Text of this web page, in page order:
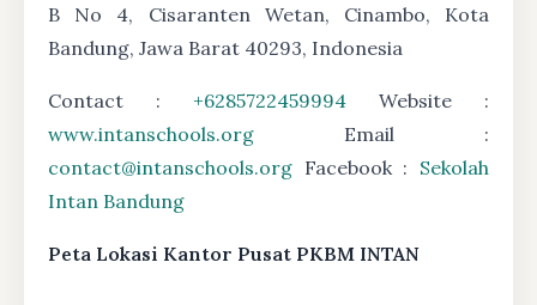
B No 4, Cisaranten Wetan, Cinambo, Kota
Bandung, Jawa Barat 40293, Indonesia
Contact : +6285722459994 Website :
www.intanschools.org Email :
contact@intanschools.org Facebook : Sekolah
Intan Bandung
Peta Lokasi Kantor Pusat PKBM INTAN